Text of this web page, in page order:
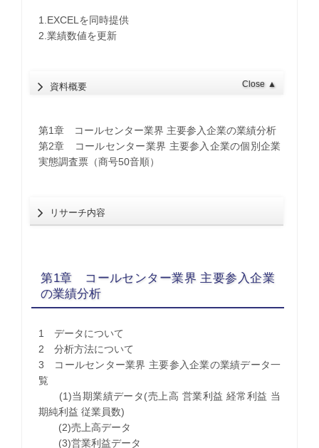
1.EXCELを同時提供
2.業績数値を更新
資料概要 Close ▲
第1章 コールセンター業界 主要参入企業の業績分析
第2章 コールセンター業界 主要参入企業の個別企業
実態調査票（商号50音順）
リサーチ内容
第1章 コールセンター業界 主要参入企業
の業績分析
1 データについて
2 分析方法について
3 コールセンター業界 主要参入企業の業績データ一
覧
(1)当期業績データ(売上高 営業利益 経常利益 当
期純利益 従業員数)
(2)売上高データ
(3)営業利益データ